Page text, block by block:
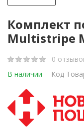
Комплект
Multistripe
0
В наличии
Код